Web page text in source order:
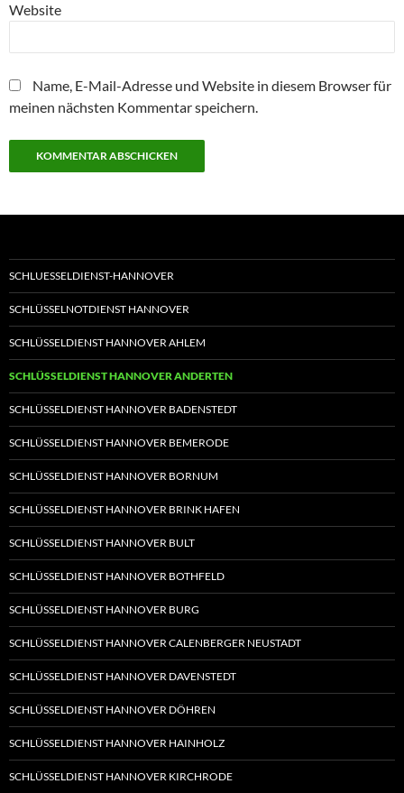
Website
Name, E-Mail-Adresse und Website in diesem Browser für
meinen nächsten Kommentar speichern.
SCHLUESSELDIENST-HANNOVER
SCHLÜSSELNOTDIENST HANNOVER
SCHLÜSSELDIENST HANNOVER AHLEM
SCHLÜSSELDIENST HANNOVER ANDERTEN
SCHLÜSSELDIENST HANNOVER BADENSTEDT
SCHLÜSSELDIENST HANNOVER BEMERODE
SCHLÜSSELDIENST HANNOVER BORNUM
SCHLÜSSELDIENST HANNOVER BRINK HAFEN
SCHLÜSSELDIENST HANNOVER BULT
SCHLÜSSELDIENST HANNOVER BOTHFELD
SCHLÜSSELDIENST HANNOVER BURG
SCHLÜSSELDIENST HANNOVER CALENBERGER NEUSTADT
SCHLÜSSELDIENST HANNOVER DAVENSTEDT
SCHLÜSSELDIENST HANNOVER DÖHREN
SCHLÜSSELDIENST HANNOVER HAINHOLZ
SCHLÜSSELDIENST HANNOVER KIRCHRODE